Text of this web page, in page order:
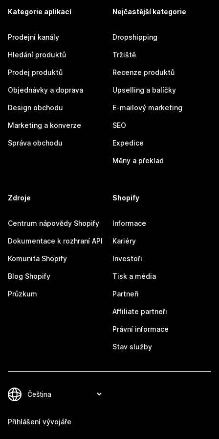
Kategorie aplikací
Prodejní kanály
Hledání produktů
Prodej produktů
Objednávky a doprava
Design obchodu
Marketing a konverze
Správa obchodu
Nejčastější kategorie
Dropshipping
Tržiště
Recenze produktů
Upselling a balíčky
E-mailový marketing
SEO
Expedice
Měny a překlad
Zdroje
Centrum nápovědy Shopify
Dokumentace k rozhraní API
Komunita Shopify
Blog Shopify
Průzkum
Shopify
Informace
Kariéry
Investoři
Tisk a média
Partneři
Affiliate partneři
Právní informace
Stav služby
Přihlášení vývojáře